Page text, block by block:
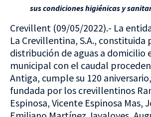
sus condiciones higiénicas y
Crevillent (09/05/2022).- La
La Crevillentina, S.A., constituida
distribución de aguas a domicilio
municipal con el caudal
Antiga, cumple su 120
fundada por los crevillentinos
Espinosa, Vicente Espinosa Mas,